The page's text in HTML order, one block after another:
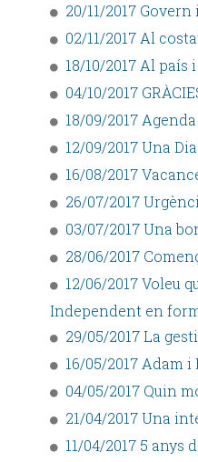
20/11/2017
02/11/2017 Al
18/10/2017 Al país
04/10/2017
18/09/2017
12/09/2017 Una
16/08/2017
26/07/2017
03/07/2017 Una
28/06/2017
12/06/2017 Voleu
Independent en
29/05/2017 La
16/05/2017 Adam
04/05/2017 Quin
21/04/2017 Una
11/04/2017 5 anys